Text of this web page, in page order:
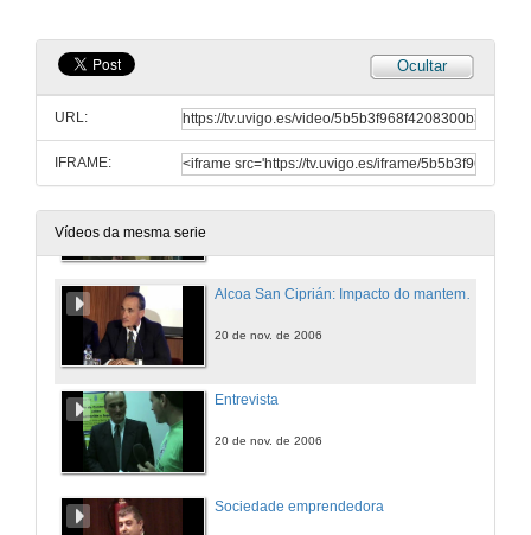
Ocultar
URL:
IFRAME:
Vídeos da mesma serie
Demostración de adquisición de datos na Automatización Industrial
17 de nov. de 2006
Entrevista
20 de nov. de 2006
Entrevista
20 de nov. de 2006
Sociedade emprendedora